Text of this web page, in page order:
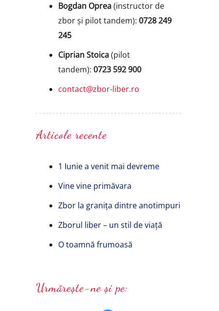
Bogdan Oprea(instructor de
zbor și pilot tandem): 0728 249
245
Ciprian Stoica(pilot
tandem): 0723 592 900
contact@zbor-liber.ro
Articole recente
1 Iunie a venit mai devreme
Vine vine primăvara
Zbor la granița dintre anotimpuri
Zborul liber – un stil de viață
O toamnă frumoasă
Urmărește-ne și pe: